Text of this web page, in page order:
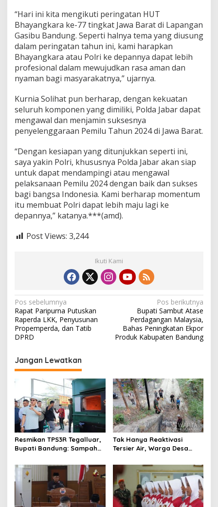
J
a
a
B
a
r
“Hari ini kita mengikuti peringatan HUT
Bhayangkara ke-77 tingkat Jawa Barat di Lapangan
Gasibu Bandung. Seperti halnya tema yang diusung
dalam peringatan tahun ini, kami harapkan
Bhayangkara atau Polri ke depannya dapat lebih
profesional dalam mewujudkan rasa aman dan
nyaman bagi masyarakatnya,” ujarnya.
Kurnia Solihat pun berharap, dengan kekuatan
seluruh komponen yang dimiliki, Polda Jabar dapat
mengawal dan menjamin suksesnya
penyelenggaraan Pemilu Tahun 2024 di Jawa Barat.
“Dengan kesiapan yang ditunjukkan seperti ini,
saya yakin Polri, khususnya Polda Jabar akan siap
untuk dapat mendampingi atau mengawal
pelaksanaan Pemilu 2024 dengan baik dan sukses
bagi bangsa Indonesia. Kami berharap momentum
itu membuat Polri dapat lebih maju lagi ke
depannya,” katanya.***(amd).
Post Views: 3,244
Ikuti Kami
N
a
v
i
g
a
s
i
p
o
s
Pos sebelumnya
Rapat Paripurna Putuskan
Raperda LKK, Penyusunan
Propemperda, dan Tatib
DPRD
Pos berikutnya
Bupati Sambut Atase
Perdagangan Malaysia,
Bahas Peningkatan Ekpor
Produk Kabupaten Bandung
Jangan Lewatkan
Resmikan TPS3R Tegalluar,
Bupati Bandung: Sampah
Pemerintah
Tak Hanya Reaktivasi
Tersier Air, Warga Desa
Alternatif di Padalarang